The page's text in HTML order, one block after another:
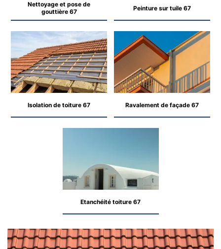
Nettoyage et pose de
gouttière 67
Peinture sur tuile 67
Isolation de toiture 67 Ravalement de façade 67
Etanchéité toiture 67